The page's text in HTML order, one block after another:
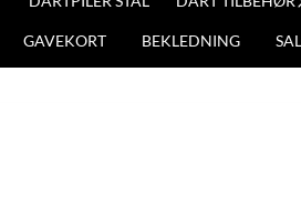
GAVEKORT BEKLEDNING